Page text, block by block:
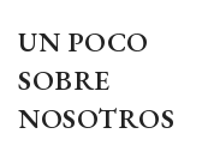
UN POCO
SOBRE
NOSOTROS